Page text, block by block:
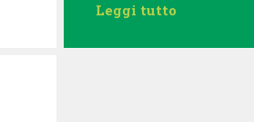
Leggi tutto